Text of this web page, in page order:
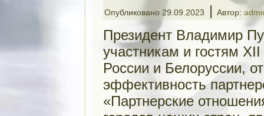
Опубликовано 29.09.2023 | Автор:
Президент Владимир
участникам и гостям
России и Белоруссии,
эффективность
«Партнерские